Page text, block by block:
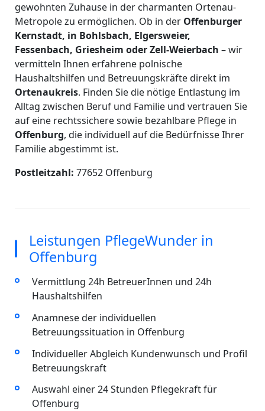
gewohnten Zuhause in der charmanten Ortenau-
Metropole zu ermöglichen. Ob in der Offenburger
Kernstadt, in Bohlsbach, Elgersweier,
Fessenbach, Griesheim oder Zell-Weierbach – wir
vermitteln Ihnen erfahrene polnische
Haushaltshilfen und Betreuungskräfte direkt im
Ortenaukreis. Finden Sie die nötige Entlastung im
Alltag zwischen Beruf und Familie und vertrauen Sie
auf eine rechtssichere sowie bezahlbare Pflege in
Offenburg, die individuell auf die Bedürfnisse Ihrer
Familie abgestimmt ist.
Postleitzahl: 77652 Offenburg
Leistungen PflegeWunder in
Offenburg
Vermittlung 24h BetreuerInnen und 24h
Haushaltshilfen
Anamnese der individuellen
Betreuungssituation in Offenburg
Individueller Abgleich Kundenwunsch und Profil
Betreuungskraft
Auswahl einer 24 Stunden Pflegekraft für
Offenburg